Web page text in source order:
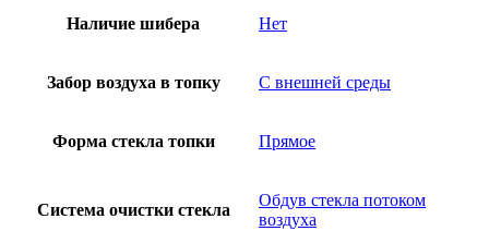
Наличие шибера Нет
Забор воздуха в топку С внешней среды
Форма стекла топки Прямое
Система очистки стекла
Обдув стекла потоком
воздуха